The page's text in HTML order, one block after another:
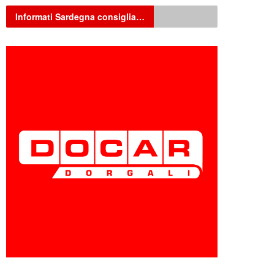
Informati Sardegna consiglia…